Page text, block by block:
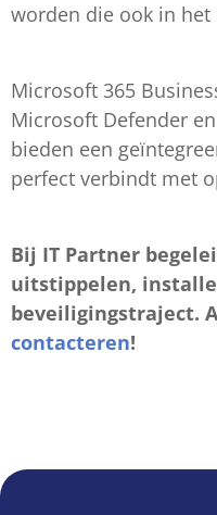
worden die ook in het
Microsoft 365
Microsoft Defender
bieden een
perfect verbindt met
Bij IT Partner
uitstippelen,
beveiligingstraject.
contacteren!